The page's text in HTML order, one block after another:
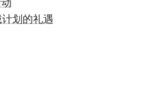
划的礼遇